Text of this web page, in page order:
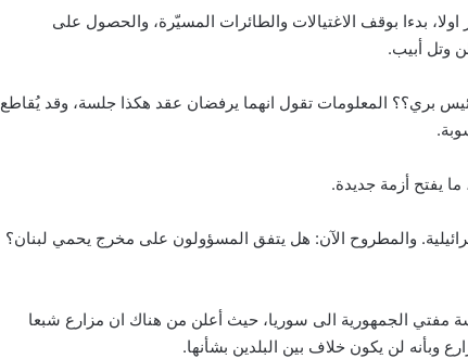
بدءا بوقف الاغتيالات والطائرات المسيّرة، والحصول على
وتل أبيب.
بري؟؟ المعلومات تقول انهما يرفضان عقد هكذا جلسة، وقد يُقاطع
يفتح أزمة جديدة.
والمطروح الآن: هل يتفق المسؤولون على مخرج يحمي لبنان؟
مفتي الجمهورية الى سوريا، حيث أعلن من هناك ان مزارع شبعا
وبأنه لن يكون خلاف بين البلدين بشأنها.